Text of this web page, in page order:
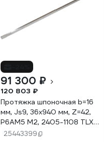
91 300 ₽
120 803 ₽
Протяжка шпоночная b=16
мм, Js9, 36x940 мм, Z=42,
Р6АМ5 М2, 2405-1108 TLX
70624
25443399